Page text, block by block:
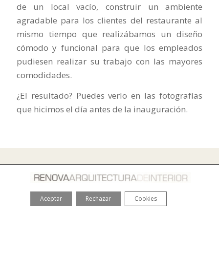
de un local vacío, construir un ambiente
agradable para los clientes del restaurante al
mismo tiempo que realizábamos un diseño
cómodo y funcional para que los empleados
pudiesen realizar su trabajo con las mayores
comodidades.
¿El resultado? Puedes verlo en las fotografías
que hicimos el día antes de la inauguración.
TRABAJAMOS PARA PARTICULARES, EMPRESAS, LOCALES,
OFICINAS, RESTAURANTES, TIENDAS…
¡Y CUALQUIER LUGAR DONDE HAYA ALGUNA PARED!
Aceptar Rechazar Cookies